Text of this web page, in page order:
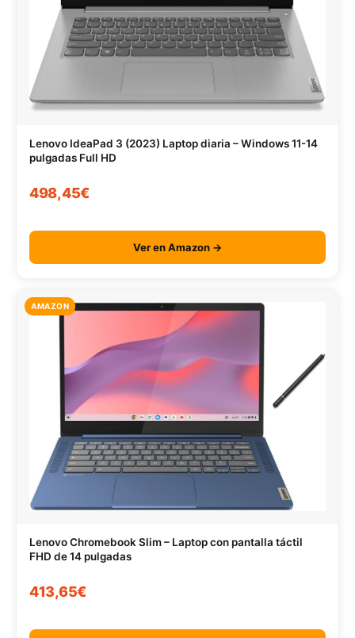
Lenovo IdeaPad 3 (2023) Laptop diaria – Windows 11-14
pulgadas Full HD
498,45€
Ver en Amazon →
AMAZON
Lenovo Chromebook Slim – Laptop con pantalla táctil
FHD de 14 pulgadas
413,65€